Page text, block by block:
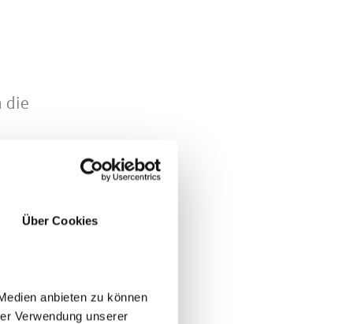
Über Cookies
anbieten zu können
Verwendung unserer
die